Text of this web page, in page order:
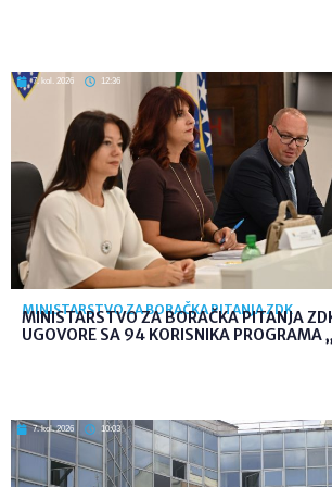
7. kol. 2026 12:36
MINISTARSTVO ZA BORAČKA PITANJA ZDK
MINISTARSTVO ZA BORAČKA PITANJA
UGOVORE SA 94 KORISNIKA PROGRAMA
7. kol. 2026 10:03